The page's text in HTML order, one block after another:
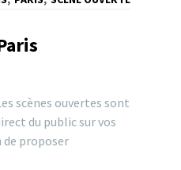
scènes ouvertes sont
du public sur vos
de proposer